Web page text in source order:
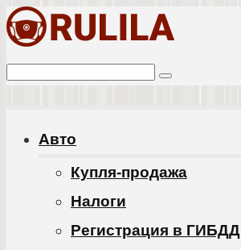
Перейти
контенту
Поиск:
Авто
Купля-продажа
Налоги
Регистрация в ГИБДД